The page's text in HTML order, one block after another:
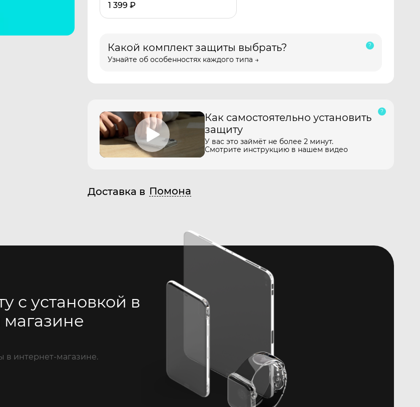
1 399 ₽
Какой комплект защиты выбрать?
Узнайте об особенностях каждого типа →
Как самостоятельно установить
защиту
У вас это займёт не более 2 минут.
Смотрите инструкцию в нашем видео
Доставка в Помона
с установкой в
в интернет-магазине.